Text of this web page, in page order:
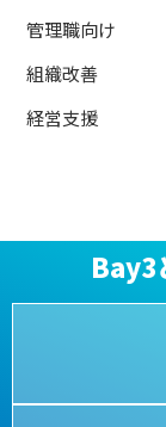
管理職向け
組織改善
経営支援
Bay3